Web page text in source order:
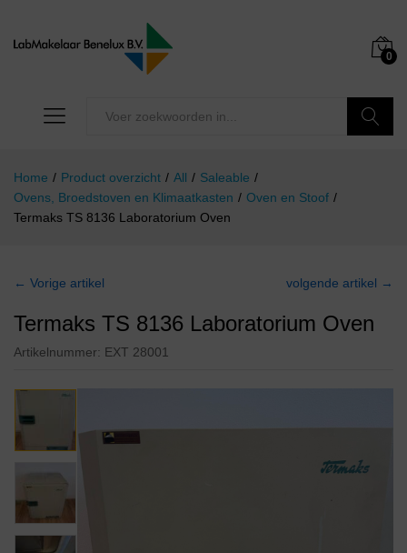
0
Home / Product overzicht / All / Saleable /
Ovens, Broedstoven en Klimaatkasten / Oven en Stoof /
Termaks TS 8136 Laboratorium Oven
← Vorige artikel volgende artikel →
Termaks TS 8136 Laboratorium Oven
Artikelnummer: EXT 28001